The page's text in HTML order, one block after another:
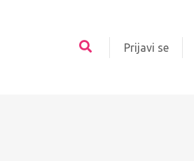
Prijavi se